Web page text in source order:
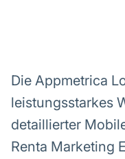
Die Appmetrica
leistungsstarkes
detaillierter
Renta Marketing